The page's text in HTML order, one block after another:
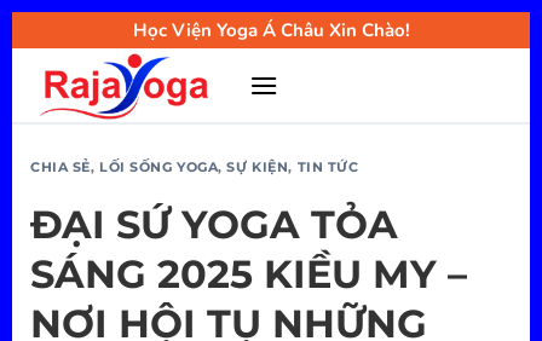
Bỏ
qua
nội
Học Viện Yoga Á Châu Xin Chào!
CHIA SẺ, LỐI SỐNG YOGA,SỰ KIỆN, TIN TỨC
ĐẠI SỨ YOGA TỎA
SÁNG 2025 KIỀU MY –
NƠI HỘI TỤ NHỮNG